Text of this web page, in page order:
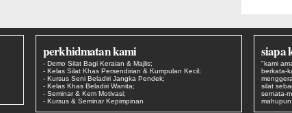
perkhidmatan kami
- Demo Silat Bagi Keraian & Majlis;
- Kelas Silat Khas Persendirian & Kumpulan Kecil;
- Kursus Seni Beladiri Jangka Pendek;
- Kelas Khas Beladiri Wanita;
- Seminar & Kem Motivasi;
- Kursus & Seminar Kepimpinan
siapa
"kami
berkata-
silat
semata-